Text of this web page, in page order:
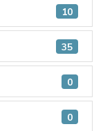
10
35
0
0